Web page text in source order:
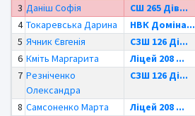
3 Даніш Софія СШ 265 Дів...
4 Токаревська Дарина НВК Доміна...
5 Ячник Євгенія СЗШ 126 Ді...
6 Кміть Маргарита Ліцей 208 ...
7 Резніченко
Олександра
СЗШ 126 Ді...
8 Самсоненко Марта Ліцей 208 ...